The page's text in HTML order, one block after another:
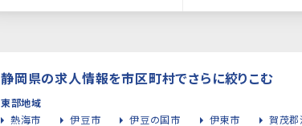
静岡県の求人情報を市区町村でさらに絞りこむ
東部地域
熱海市
伊豆市 伊豆の国市 伊東市 賀茂郡